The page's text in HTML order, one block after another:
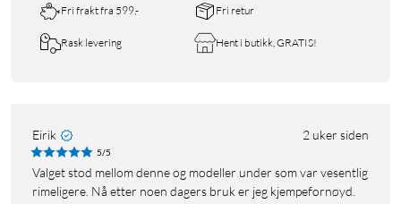
Fri frakt fra 599,- Fri retur
Rask levering Hent i butikk, GRATIS!
Eirik 2 uker siden
5/5
Valget stod mellom denne og modeller under som var vesentlig
rimeligere. Nå etter noen dagers bruk er jeg kjempefornøyd.